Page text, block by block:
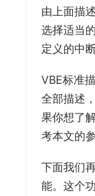
由上面描
选择适当
定义的中
VBE标准
全部描述
果你想了
考本文的
下面我们
能。这个